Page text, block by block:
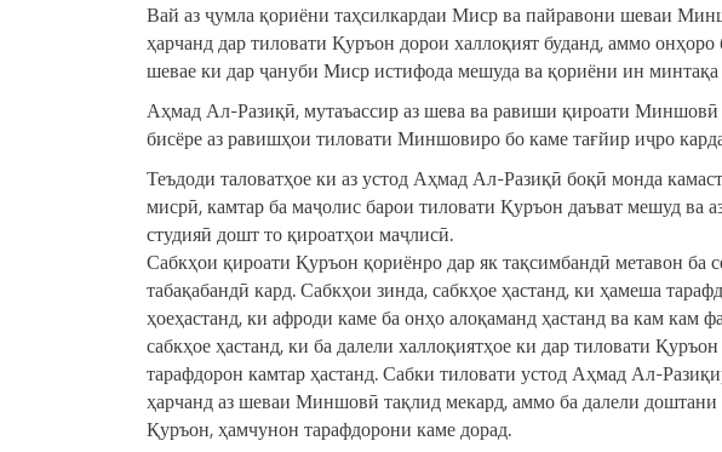
Вай аз ҷумла қориёни таҳсилкардаи Миср ва пайравони шеваи
ҳарчанд дар тиловати Қуръон дорои халлоқият буданд, аммо
шевае ки дар ҷануби Миср истифода мешуда ва қориёни ин
Аҳмад Ал-Разиқӣ, мутаъассир аз шева ва равиши қироати Миншовӣ
бисёре аз равишҳои тиловати Миншовиро бо каме тағйир иҷро
Теъдоди таловатҳое ки аз устод Аҳмад Ал-Разиқӣ боқӣ монда
мисрӣ, камтар ба маҷолис барои тиловати Қуръон даъват мешуд ва
студияӣ дошт то қироатҳои маҷлисӣ.
Сабкҳои қироати Қуръон қориёнро дар як тақсимбандӣ метавон ба
табақабандӣ кард. Сабкҳои зинда, сабкҳое ҳастанд, ки ҳамеша
ҳоеҳастанд, ки афроди каме ба онҳо алоқаманд ҳастанд ва кам
сабкҳое ҳастанд, ки ба далели халлоқиятҳое ки дар тиловати
тарафдорон камтар ҳастанд. Сабки тиловати устод Аҳмад Ал-
ҳарчанд аз шеваи Миншовӣ тақлид мекард, аммо ба далели доштани
Қуръон, ҳамчунон тарафдорони каме дорад.